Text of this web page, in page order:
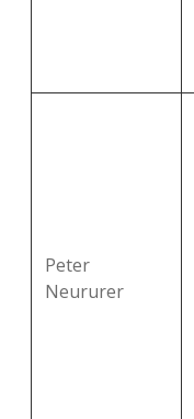
Peter
Neururer